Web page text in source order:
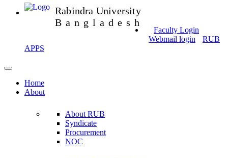
Rabindra University
Bangladesh
Faculty Login
Webmail login
RUB
APPS
Home
About
About RUB
Syndicate
Procurement
NOC